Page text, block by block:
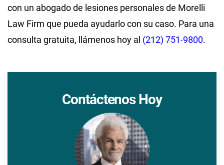
con un abogado de lesiones personales de Morelli
Law Firm que pueda ayudarlo con su caso. Para una
consulta gratuita, llámenos hoy al (212) 751-9800.
Contáctenos Hoy